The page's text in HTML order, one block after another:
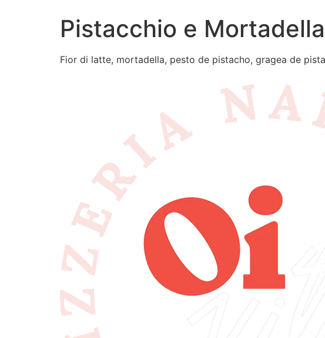
Pistacchio e Mortadella
Fior di latte, mortadella, pesto de pistacho, gragea de